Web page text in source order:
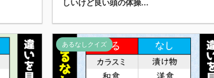
しいけど良い頭の体操...
あるなしクイズ